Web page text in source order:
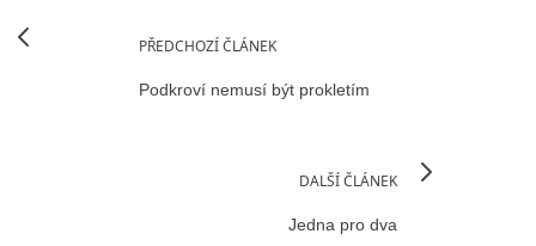
PŘEDCHOZÍ ČLÁNEK
Podkroví nemusí být prokletím
DALŠÍ ČLÁNEK
Jedna pro dva